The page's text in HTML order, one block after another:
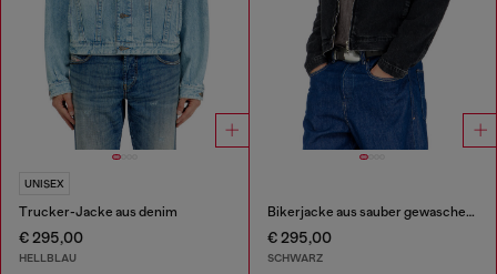
UNISEX
Trucker-Jacke aus denim
€ 295,00
HELLBLAU
Bikerjacke aus sauber gewaschenem Denim
€ 295,00
SCHWARZ